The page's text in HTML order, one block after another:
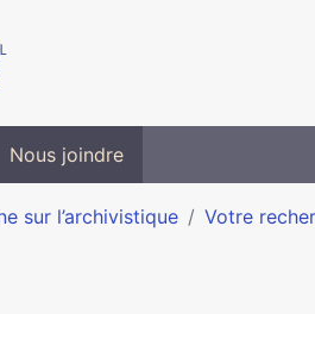
Nous joindre
sur l’archivistique Votre